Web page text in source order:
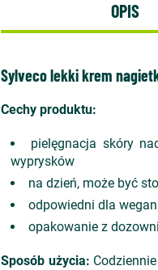
OPIS
Sylveco lekki krem
Cechy produktu:
pielęgnacja skóry
wyprysków
na dzień, może być
odpowiedni dla wegan
opakowanie z
Sposób użycia: